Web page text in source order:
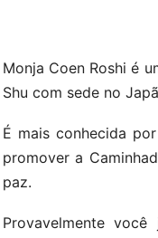
Monja Coen Roshi é
Shu com sede no
É mais conhecida
promover a
paz.
Provavelmente